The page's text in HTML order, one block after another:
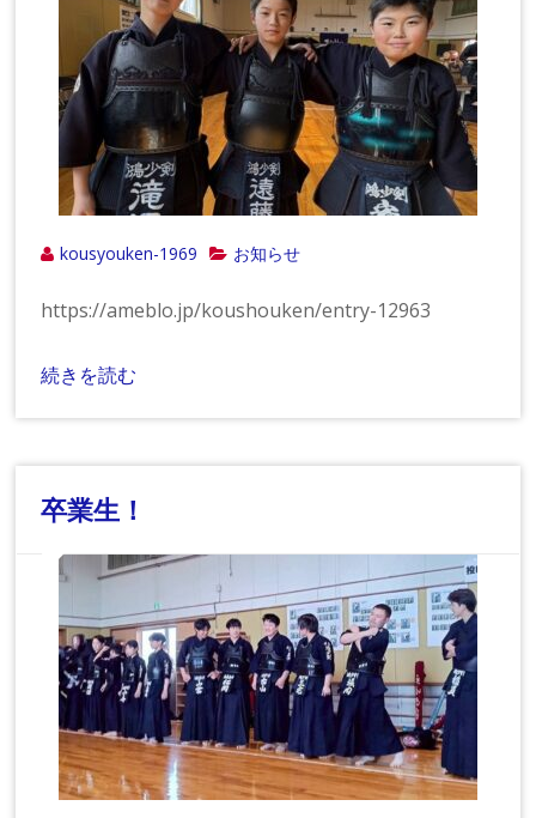
kousyouken-1969 お知らせ
https://ameblo.jp/koushouken/entry-12963
続きを読む
卒業生！